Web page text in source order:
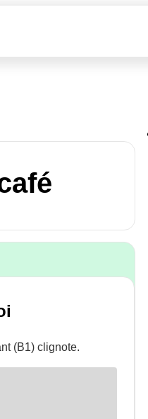
(B1) clignote.